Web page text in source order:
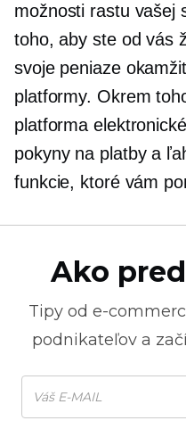
možnosti rastu vašej
toho, aby ste od vás
svoje peniaze
platformy. Okrem
platforma
pokyny na platby a
funkcie, ktoré vám
Ako
Tipy od e-
podnikateľov a